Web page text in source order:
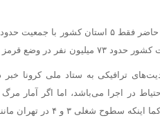
فقط ۵ استان کشور با جمعیت حدود ۱۰ میلیون نفر در وضع قرمز نیستند بلکه در شرایط
ترافیکی به ستاد ملی کرونا خبر
در اجرا می‌باشد، اما اگر آمار مرگ
تهران مانند اماکن ورزشی، تالارها و